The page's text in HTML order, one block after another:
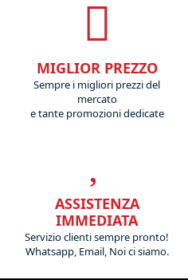
MIGLIOR PREZZO
Sempre i migliori prezzi del
mercato
e tante promozioni dedicate
ASSISTENZA
IMMEDIATA
Servizio clienti sempre pronto!
Whatsapp, Email, Noi ci siamo.